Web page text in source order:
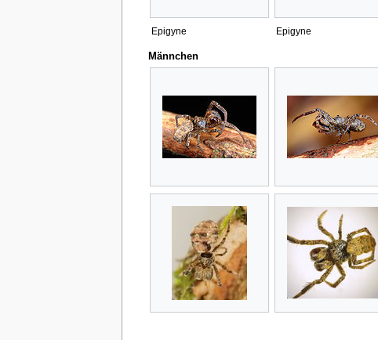
Epigyne Epigyne
Männchen